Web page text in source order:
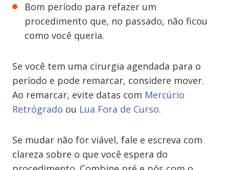
Bom período para refazer um
procedimento que, no passado, não ficou
como você queria.
Se você tem uma cirurgia agendada para o
período e pode remarcar, considere mover.
Ao remarcar, evite datas com Mercúrio
Retrógrado ou Lua Fora de Curso.
Se mudar não for viável, fale e escreva com
clareza sobre o que você espera do